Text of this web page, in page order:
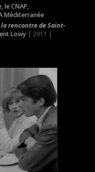
le CNAP,
Méditerranée
rencontre de Saint-
Lowy| 2011 |